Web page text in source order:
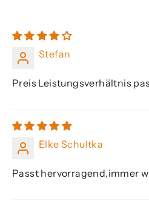
Stefan
Preis Leistungsverhältnis
Elke Schultka
Passt hervorragend,immer